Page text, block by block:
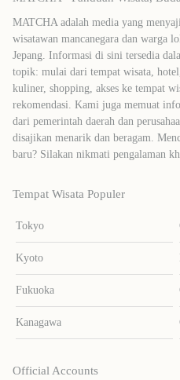
MATCHA adalah media yang
wisatawan mancanegara dan warga
Jepang. Informasi di sini tersedia
topik: mulai dari tempat wisata,
kuliner, shopping, akses ke tempat
rekomendasi. Kami juga memuat
dari pemerintah daerah dan
disajikan menarik dan beragam.
baru? Silakan nikmati pengalaman
Tempat Wisata Populer
Tokyo
Kyoto
Fukuoka
Kanagawa
Official Accounts